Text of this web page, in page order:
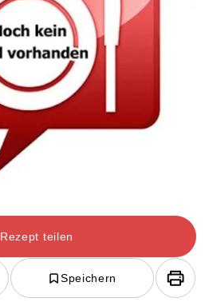
Rezept teilen
Speichern